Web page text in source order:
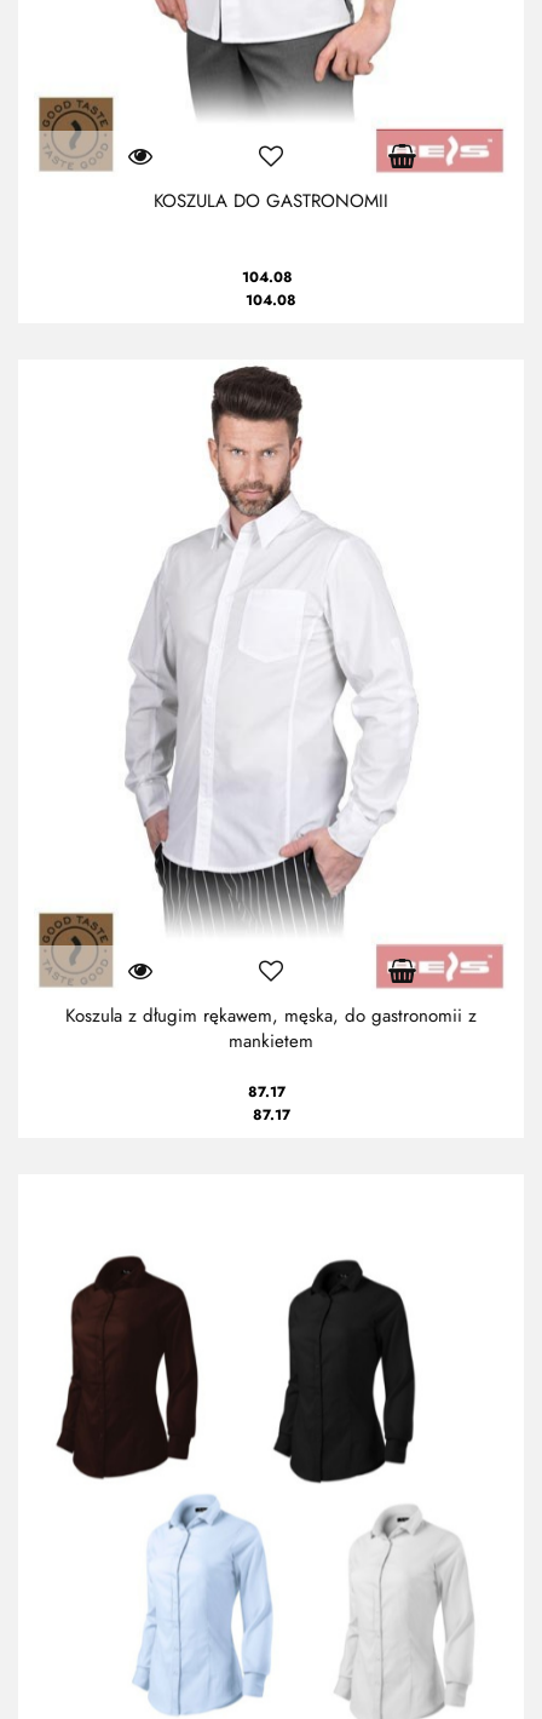
KOSZULA DO GASTRONOMII
104.08
104.08
Koszula z długim rękawem, męska, do gastronomii z
mankietem
87.17
87.17